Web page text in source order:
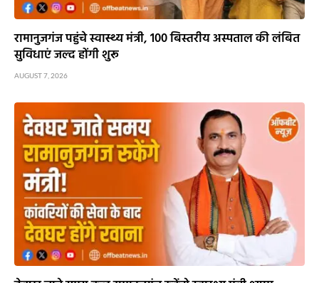
रामानुजगंज पहुंचे स्वास्थ्य मंत्री, 100 बिस्तरीय अस्पताल की लंबित
सुविधाएं जल्द होंगी शुरू
AUGUST 7, 2026